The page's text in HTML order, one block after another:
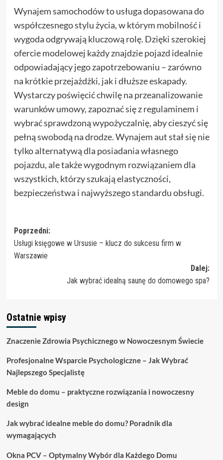
Wynajem samochodów to usługa dopasowana do
współczesnego stylu życia, w którym mobilność i
wygoda odgrywają kluczową rolę. Dzięki szerokiej
ofercie modelowej każdy znajdzie pojazd idealnie
odpowiadający jego zapotrzebowaniu – zarówno
na krótkie przejażdżki, jak i dłuższe eskapady.
Wystarczy poświęcić chwilę na przeanalizowanie
warunków umowy, zapoznać się z regulaminem i
wybrać sprawdzoną wypożyczalnię, aby cieszyć się
pełną swobodą na drodze. Wynajem aut stał się nie
tylko alternatywą dla posiadania własnego
pojazdu, ale także wygodnym rozwiązaniem dla
wszystkich, którzy szukają elastyczności,
bezpieczeństwa i najwyższego standardu obsługi.
Zobacz
wpisy
Poprzedni:
Usługi księgowe w Ursusie – klucz do sukcesu firm w
Warszawie
Dalej:
Jak wybrać idealną saunę do domowego spa?
Ostatnie wpisy
Znaczenie Zdrowia Psychicznego w Nowoczesnym Świecie
Profesjonalne Wsparcie Psychologiczne – Jak Wybrać
Najlepszego Specjalistę
Meble do domu – praktyczne rozwiązania i nowoczesny
design
Jak wybrać idealne meble do domu? Poradnik dla
wymagających
Okna PCV – Optymalny Wybór dla Każdego Domu